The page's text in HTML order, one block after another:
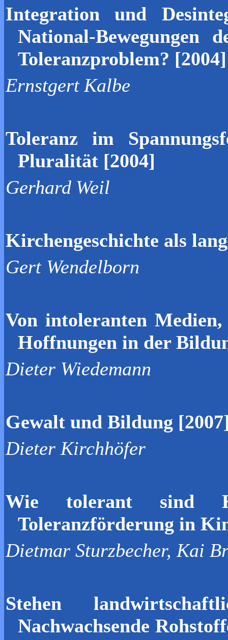
Integration und
National-Bewegungen
Toleranzproblem? [2004]
Ernstgert Kalbe
Toleranz im
Pluralität [2004]
Gerhard Weil
Kirchengeschichte als
Gert Wendelborn
Von intoleranten
Hoffnungen in der
Dieter Wiedemann
Gewalt und Bildung
Dieter Kirchhöfer
Wie tolerant sind
Toleranzförderung in
Dietmar Sturzbecher, Kai
Stehen
Nachwachsende